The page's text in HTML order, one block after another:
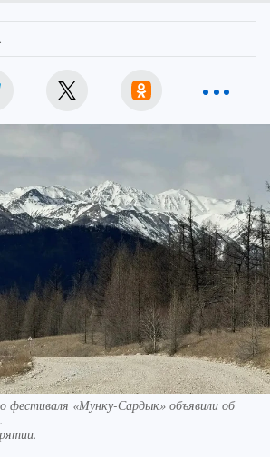
фестиваля «Мунку-Сардык» объявили об